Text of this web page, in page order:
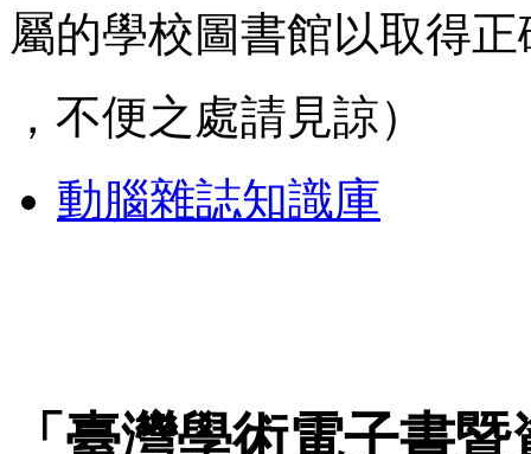
屬的學校圖書館以取得
，不便之處請見諒）
動腦雜誌知識庫
「臺灣學術電子書